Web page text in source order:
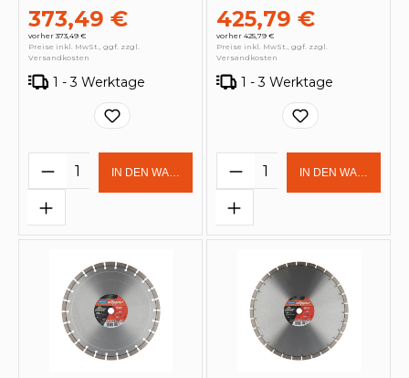
373,49 €
vorher 373,49 €
Preise inkl. MwSt., ggf. zzgl.
Versandkosten
1 - 3 Werktage
Produkt Anzahl: Gib den
IN DEN WARENKORB
425,79 €
vorher 425,79 €
Preise inkl. MwSt., ggf. zzgl.
Versandkosten
1 - 3 Werktage
Produkt Anzahl:
IN DEN